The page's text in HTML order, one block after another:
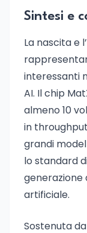
Sintesi e
La nascita e
interessanti
AI. Il chip
almeno 10
in
grandi
lo standard
generazione
artificiale.
Sostenuta